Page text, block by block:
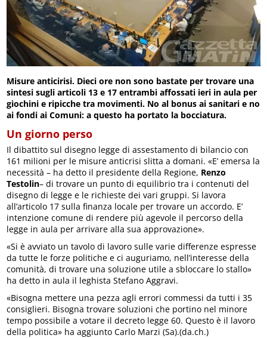
Misure anticirisi. Dieci ore non sono bastate per trovare una
sintesi sugli articoli 13 e 17 entrambi affossati ieri in aula per
giochini e ripicche tra movimenti. No al bonus ai sanitari e no
ai fondi ai Comuni: a questo ha portato la bocciatura.
Un giorno perso
Il dibattito sul disegno legge di assestamento di bilancio con
161 milioni per le misure anticrisi slitta a domani. «E’ emersa la
necessità – ha detto il presidente della Regione, Renzo
Testolin– di trovare un punto di equilibrio tra i contenuti del
disegno di legge e le richieste dei vari gruppi. Si lavora
all’articolo 17 sulla finanza locale per trovare un accordo. E’
intenzione comune di rendere più agevole il percorso della
legge in aula per arrivare alla sua approvazione».
«Si è avviato un tavolo di lavoro sulle varie differenze espresse
da tutte le forze politiche e ci auguriamo, nell’interesse della
comunità, di trovare una soluzione utile a sbloccare lo stallo»
ha detto in aula il leghista Stefano Aggravi.
«Bisogna mettere una pezza agli errori commessi da tutti i 35
consiglieri. Bisogna trovare soluzioni che portino nel minore
tempo possibile a votare il decreto legge 60. Questo è il lavoro
della politica» ha aggiunto Carlo Marzi (Sa).(da.ch.)